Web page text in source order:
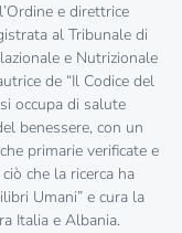
e direttrice
al Tribunale di
e Nutrizionale
de “Il Codice del
occupa di salute
benessere, con un
primarie verificate e
che la ricerca ha
Umani” e cura la
Italia e Albania.